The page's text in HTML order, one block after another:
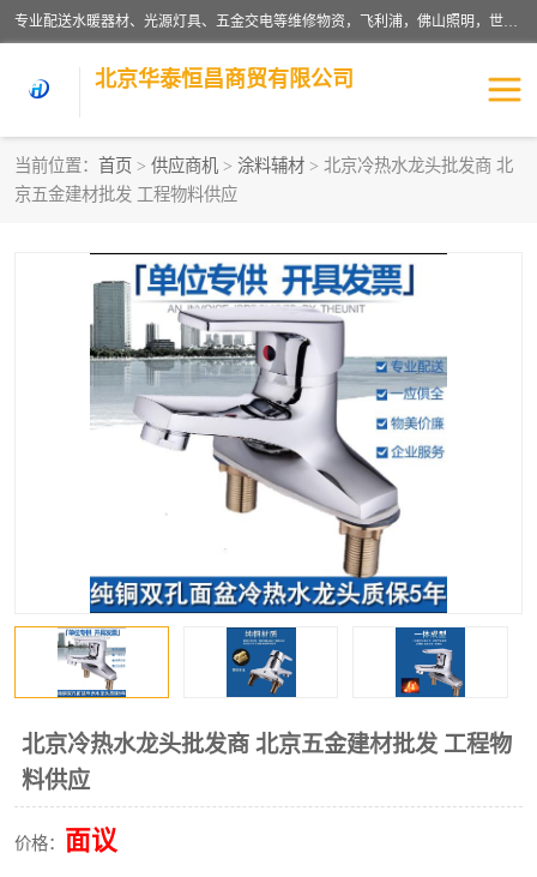
专业配送水暖器材、光源灯具、五金交电等维修物资，飞利浦，佛山照明，世达，博世，九牧，特陶等各产品涉及国内外知名品牌。公司专注与物业、学校、酒店、工厂等单位合作，提供一站式配送服务，降低客户综合成本。依托电子商务改变传统模式，以专业的团队为客户提供24H物资配送到达，货到月结、统一开票，便捷退换等服务，提高了企业的运营效率。
北京华泰恒昌商贸有限公司
当前位置： 首页 > 供应商机 > 涂料辅材 > 北京冷热水龙头批发商 北
京五金建材批发 工程物料供应
北京冷热水龙头批发商 北京五金建材批发 工程物
料供应
价格： 面议
水暖阀门
涂料辅材